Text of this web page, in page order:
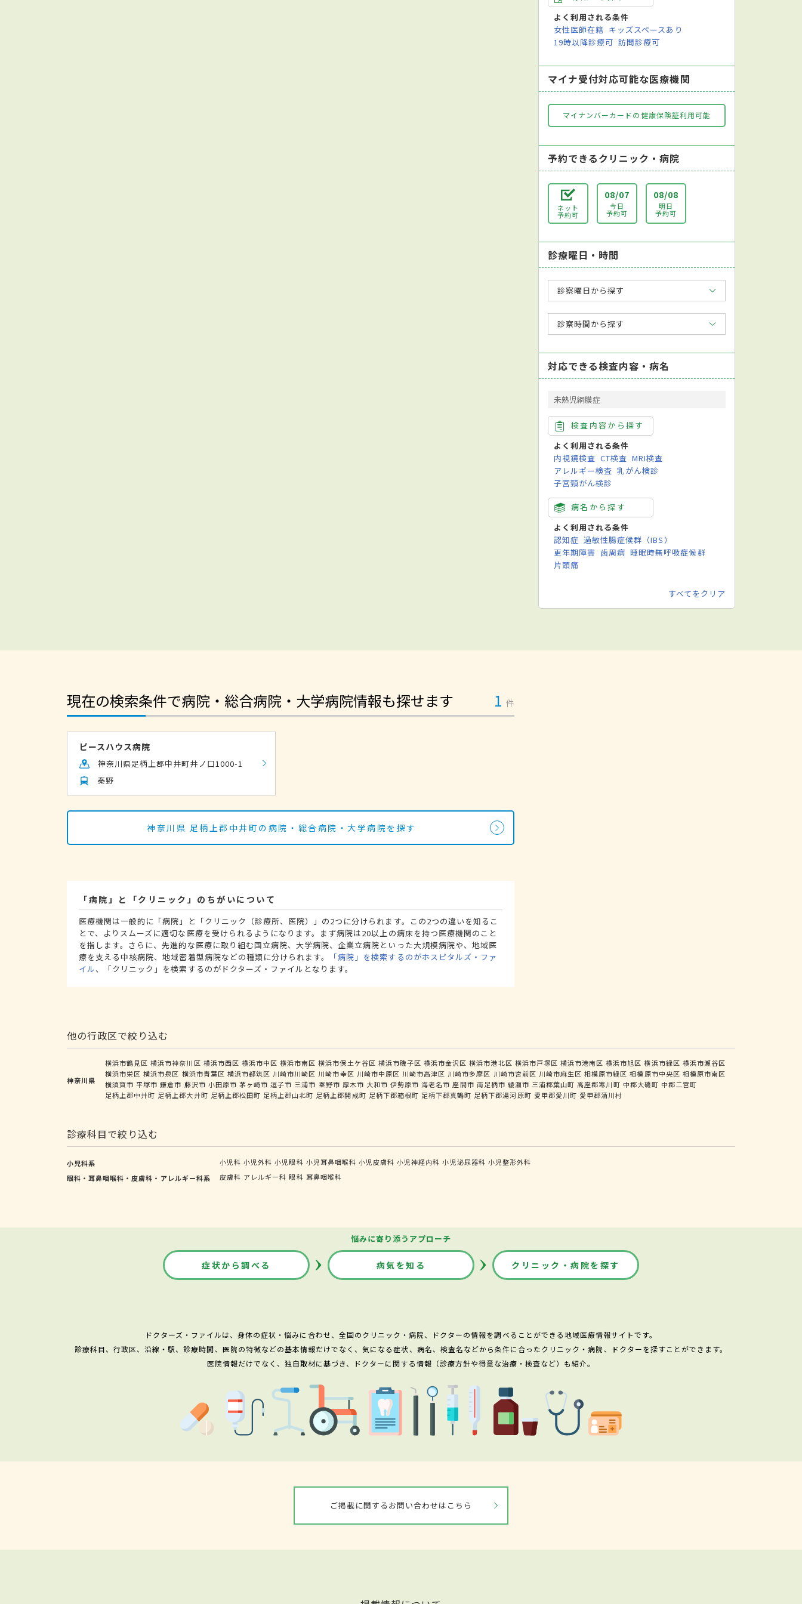
よく利用される条件
女性医師在籍 キッズスペースあり
19時以降診療可 訪問診療可
マイナ受付対応可能な医療機関
マイナンバーカードの健康保険証利用可能
予約できるクリニック・病院
ネット
予約可
08/07
今日
予約可
08/08
明日
予約可
診療曜日・時間
診察曜日から探す
診察時間から探す
対応できる検査内容・病名
未熟児網膜症
検査内容から探す
よく利用される条件
内視鏡検査 CT検査 MRI検査
アレルギー検査 乳がん検診
子宮頸がん検診
病名から探す
よく利用される条件
認知症 過敏性腸症候群（IBS）
更年期障害 歯周病 睡眠時無呼吸症候群
片頭痛
すべてをクリア
現在の検索条件で病院・総合病院・大学病院情報も探せます 1 件
ピースハウス病院
神奈川県足柄上郡中井町井ノ口1000-1
秦野
神奈川県 足柄上郡中井町の病院・総合病院・大学病院を探す
「病院」と「クリニック」のちがいについて
医療機関は一般的に「病院」と「クリニック（診療所、医院）」の2つに分けられます。この2つの違いを知るこ
とで、よりスムーズに適切な医療を受けられるようになります。まず病院は20以上の病床を持つ医療機関のこと
を指します。さらに、先進的な医療に取り組む国立病院、大学病院、企業立病院といった大規模病院や、地域医
療を支える中核病院、地域密着型病院などの種類に分けられます。
「病院」を検索するのがホスピタルズ・ファ
イル、「クリニック」を検索するのがドクターズ・ファイルとなります。
他の行政区で絞り込む
神奈川県
横浜市鶴見区 横浜市神奈川区 横浜市西区 横浜市中区 横浜市南区 横浜市保土ケ谷区 横浜市磯子区 横浜市金沢区 横浜市港北区 横浜市戸塚区 横浜市港南区 横浜市旭区 横浜市緑区 横浜市瀬谷区
横浜市栄区 横浜市泉区 横浜市青葉区 横浜市都筑区 川崎市川崎区 川崎市幸区 川崎市中原区 川崎市高津区 川崎市多摩区 川崎市宮前区 川崎市麻生区 相模原市緑区 相模原市中央区 相模原市南区
横須賀市 平塚市 鎌倉市 藤沢市 小田原市 茅ヶ崎市 逗子市 三浦市 秦野市 厚木市 大和市 伊勢原市 海老名市 座間市 南足柄市 綾瀬市 三浦郡葉山町 高座郡寒川町 中郡大磯町 中郡二宮町
足柄上郡中井町 足柄上郡大井町 足柄上郡松田町 足柄上郡山北町 足柄上郡開成町 足柄下郡箱根町 足柄下郡真鶴町 足柄下郡湯河原町 愛甲郡愛川町 愛甲郡清川村
診療科目で絞り込む
小児科系 小児科 小児外科 小児眼科 小児耳鼻咽喉科 小児皮膚科 小児神経内科 小児泌尿器科 小児整形外科
眼科・耳鼻咽喉科・皮膚科・アレルギー科系
皮膚科 アレルギー科 眼科 耳鼻咽喉科
悩みに寄り添うアプローチ
症状から調べる 病気を知る クリニック・病院を探す
ドクターズ・ファイルは、身体の症状・悩みに合わせ、全国のクリニック・病院、ドクターの情報を調べることができる地域医療情報サイトです。
診療科目、行政区、沿線・駅、診療時間、医院の特徴などの基本情報だけでなく、気になる症状、病名、検査名などから条件に合ったクリニック・病院、ドクターを探すことができます。
医院情報だけでなく、独自取材に基づき、ドクターに関する情報（診療方針や得意な治療・検査など）も紹介。
ご掲載に関するお問い合わせはこちら